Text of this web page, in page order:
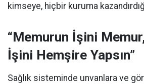
kimseye, hiçbir kuruma
“Memurun İşini
İşini Hemşire Yapsın”
Sağlık sisteminde unvanlara ve